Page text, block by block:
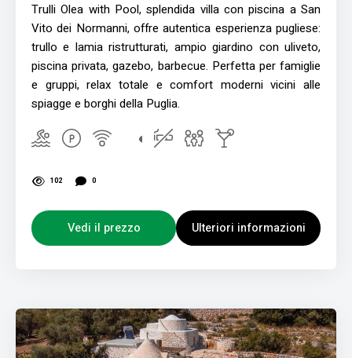
Trulli Olea with Pool, splendida villa con piscina a San
Vito dei Normanni, offre autentica esperienza pugliese:
trullo e lamia ristrutturati, ampio giardino con uliveto,
piscina privata, gazebo, barbecue. Perfetta per famiglie
e gruppi, relax totale e comfort moderni vicini alle
spiagge e borghi della Puglia.
102 0
Vedi il prezzo Ulteriori informazioni